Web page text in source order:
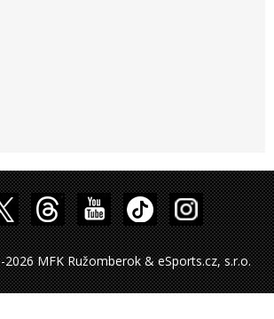
MFK Ružomberok & eSports.cz, s.r.o.